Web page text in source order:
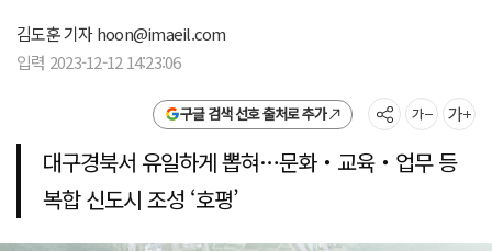
김도훈 기자hoon@imaeil.com
입력 2023-12-12 14:23:06
구글 검색 선호 출처로 추가
대구경북서 유일하게 뽑혀…문화‧교육‧업무 등
복합 신도시 조성 ‘호평’